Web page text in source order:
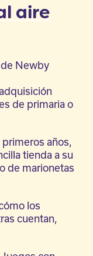
aire
de Newby
de primaria o
años,
tienda a su
de marionetas
los
cuentan,